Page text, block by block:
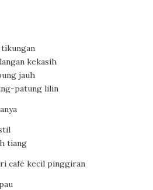
kekasih
jauh
patung lilin
tiang
café kecil pinggiran